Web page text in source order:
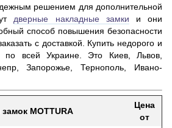
решением для дополнительной
дверные накладные замки и они
способ повышения безопасности
с доставкой. Купить недорого и
по всей Украине. Это Киев, Львов,
Запорожье, Тернополь, Ивано-
MOTTURA
Цена
от